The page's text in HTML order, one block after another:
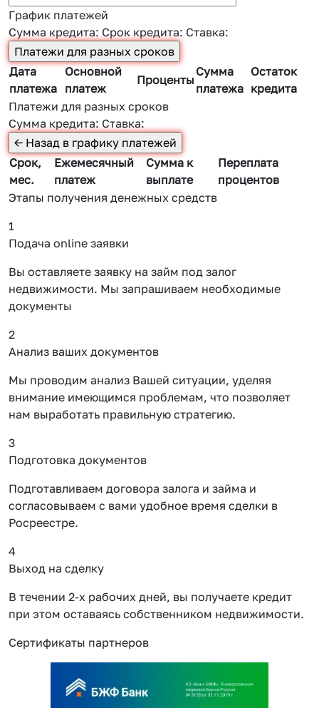
График платежей
Сумма кредита: Срок кредита: Ставка:
Дата
платежа
Основной
платеж
Проценты
Сумма
платежа
Остаток
кредита
Платежи для разных сроков
Сумма кредита: Ставка:
Срок,
мес.
Ежемесячный
платеж
Сумма к
выплате
Переплата
процентов
Этапы получения денежных средств
1
Подача online заявки
Вы оставляете заявку на займ под залог
недвижимости. Мы запрашиваем необходимые
документы
2
Анализ ваших документов
Мы проводим анализ Вашей ситуации, уделяя
внимание имеющимся проблемам, что позволяет
нам выработать правильную стратегию.
3
Подготовка документов
Подготавливаем договора залога и займа и
согласовываем с вами удобное время сделки в
Росреестре.
4
Выход на сделку
В течении 2-х рабочих дней, вы получаете кредит
при этом оставаясь собственником недвижимости.
Сертификаты партнеров